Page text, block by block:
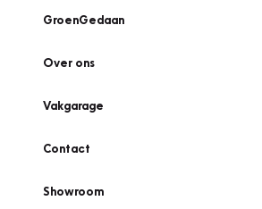
GroenGedaan
Over ons
Vakgarage
Contact
Showroom